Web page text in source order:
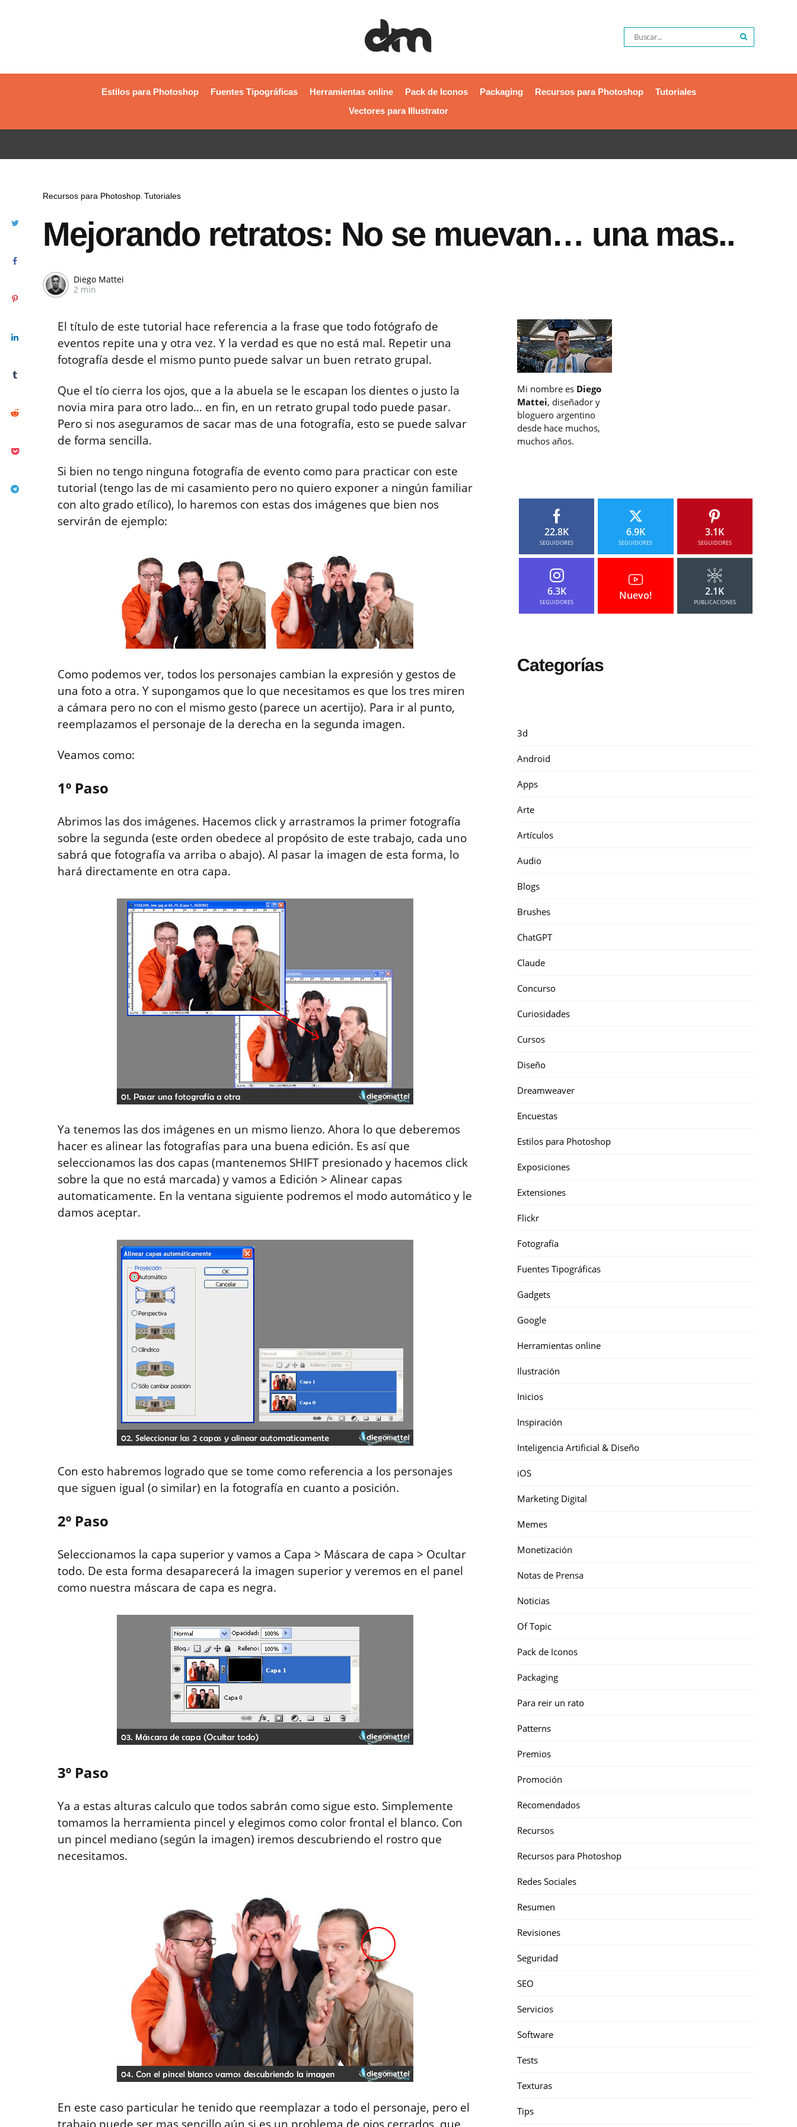
Estilos para Photoshop Fuentes Tipográficas Herramientas online Pack de Iconos Packaging Recursos para Photoshop
Tutoriales
Vectores para Illustrator
Recursos para Photoshop Tutoriales
Mejorando retratos: No se muevan… una mas..
Diego Mattei
2 min
El título de este tutorial hace referencia a la frase que todo fotógrafo de
eventos repite una y otra vez. Y la verdad es que no está mal. Repetir una
fotografía desde el mismo punto puede salvar un buen retrato grupal.
Que el tío cierra los ojos, que a la abuela se le escapan los dientes o justo la
novia mira para otro lado… en fin, en un retrato grupal todo puede pasar.
Pero si nos aseguramos de sacar mas de una fotografía, esto se puede salvar
de forma sencilla.
Si bien no tengo ninguna fotografía de evento como para practicar con este
tutorial (tengo las de mi casamiento pero no quiero exponer a ningún familiar
con alto grado etílico), lo haremos con estas dos imágenes que bien nos
servirán de ejemplo:
Como podemos ver, todos los personajes cambian la expresión y gestos de
una foto a otra. Y supongamos que lo que necesitamos es que los tres miren
a cámara pero no con el mismo gesto (parece un acertijo). Para ir al punto,
reemplazamos el personaje de la derecha en la segunda imagen.
Veamos como:
1º Paso
Abrimos las dos imágenes. Hacemos click y arrastramos la primer fotografía
sobre la segunda (este orden obedece al propósito de este trabajo, cada uno
sabrá que fotografía va arriba o abajo). Al pasar la imagen de esta forma, lo
hará directamente en otra capa.
Ya tenemos las dos imágenes en un mismo lienzo. Ahora lo que deberemos
hacer es alinear las fotografías para una buena edición. Es así que
seleccionamos las dos capas (mantenemos SHIFT presionado y hacemos click
sobre la que no está marcada) y vamos a Edición > Alinear capas
automaticamente. En la ventana siguiente podremos el modo automático y le
damos aceptar.
Con esto habremos logrado que se tome como referencia a los personajes
que siguen igual (o similar) en la fotografía en cuanto a posición.
2º Paso
Seleccionamos la capa superior y vamos a Capa > Máscara de capa > Ocultar
todo. De esta forma desaparecerá la imagen superior y veremos en el panel
como nuestra máscara de capa es negra.
3º Paso
Ya a estas alturas calculo que todos sabrán como sigue esto. Simplemente
tomamos la herramienta pincel y elegimos como color frontal el blanco. Con
un pincel mediano (según la imagen) iremos descubriendo el rostro que
necesitamos.
En este caso particular he tenido que reemplazar a todo el personaje, pero el
trabajo puede ser mas sencillo aún si es un problema de ojos cerrados, que
Mi nombre es Diego
Mattei, diseñador y
bloguero argentino
desde hace muchos,
muchos años.
22.8K
SEGUIDORES
6.9K
SEGUIDORES
3.1K
SEGUIDORES
6.3K
SEGUIDORES
Nuevo! 2.1K
PUBLICACIONES
Categorías
3d
Android
Apps
Arte
Artículos
Audio
Blogs
Brushes
ChatGPT
Claude
Concurso
Curiosidades
Cursos
Diseño
Dreamweaver
Encuestas
Estilos para Photoshop
Exposiciones
Extensiones
Flickr
Fotografía
Fuentes Tipográficas
Gadgets
Google
Herramientas online
Ilustración
Inicios
Inspiración
Inteligencia Artificial & Diseño
iOS
Marketing Digital
Memes
Monetización
Notas de Prensa
Noticias
Of Topic
Pack de Iconos
Packaging
Para reir un rato
Patterns
Premios
Promoción
Recomendados
Recursos
Recursos para Photoshop
Redes Sociales
Resumen
Revisiones
Seguridad
SEO
Servicios
Software
Tests
Texturas
Tips